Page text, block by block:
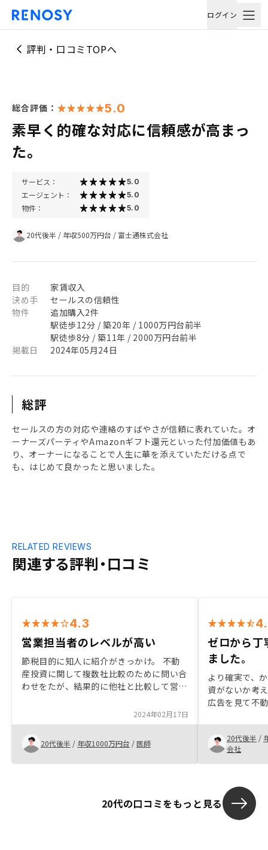
ログイン
評判・口コミTOPへ
総合評価： 5.0
素早く的確な対応に信頼感が高まっ
た。
サービス： 5.0
エージェント： 5.0
物件： 5.0
20代後半 / 年収500万円台 / 富士通株式会社
目的
家賃収入
決め手
セールスの信頼性
物件
追加購入2件
駅徒歩12分 / 築20年 / 1000万円台前半
駅徒歩8分 / 築11年 / 2000万円台前半
掲載日
2024年05月24日
総評
セールスの方の対応や連絡のすばやさが信頼に表れていた。オ
ーナーズパーティやAmazonギフト還元といった付加価値もあ
り、オーナーになることで人生に華を添えていただける点で
も、はじめて良かったと思いました。
関連する評判・口コミ
RELATED REVIEWS
4.3
営業担当者のレベルが高い
節税目的に知人に紹介がきっかけ。 不動
産投資に関して複数社比較のために問い合
わせをたが、結果的に他社と比較して営業
感じた。本社の六本木オフィスもかなり綺
麗で信頼出来ると思った。キャッシュフロ
ーがマイナスなのは頂けない。
2024年02月17日
20代後半 / 年収1000万円台 /医師
ゼロから丁
ました。
より確実で、
資がないか考
広告を見て不
に丁寧に不動
さるため、初
を選び、運用
初心者の方こ
引くことが多
らせて欲しか
20代後半 /
会社
20代の口コミをもっと見る